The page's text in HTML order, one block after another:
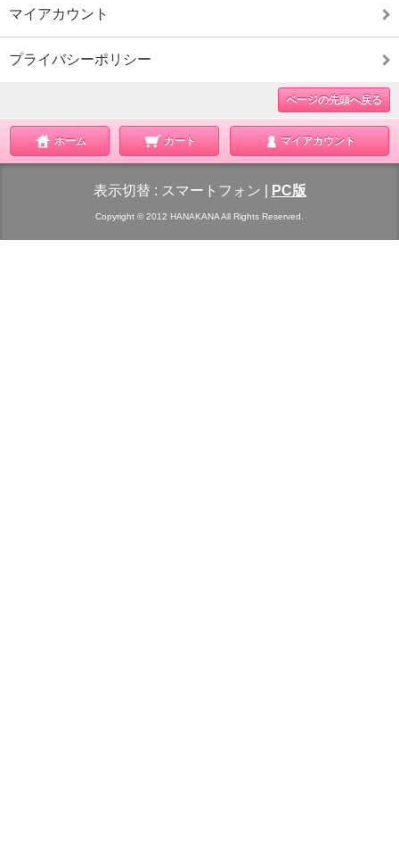
マイアカウント
プライバシーポリシー
ページの先頭へ戻る
ホーム カート マイアカウント
表示切替 : スマートフォン PC版
Copyright © 2012 HANAKANA All Rights Reserved.